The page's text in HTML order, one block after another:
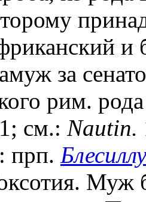
и
за
рим.
см.: Nautin.
прп. Блесиллу
Муж